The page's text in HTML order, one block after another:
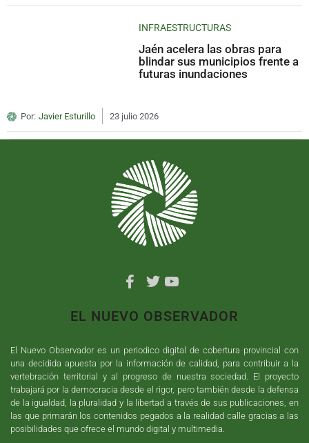
INFRAESTRUCTURAS
Jaén acelera las obras para
blindar sus municipios frente a
futuras inundaciones
Por: Javier Esturillo 23 julio 2026
EL NUEVO OBSERVADOR
El Nuevo Observador es un periodico digital de cobertura provincial con
una decidida apuesta por la información de calidad, para contribuir a la
vertebración territorial y al progreso de nuestra sociedad. El proyecto
trabajará por la democracia desde el rigor, pero también desde la defensa
de la igualdad, la pluralidad y la libertad a través de sus publicaciones, en
las que primarán los contenidos pegados a la realidad calle gracias a las
posibilidades que ofrece el mundo digital y multimedia.